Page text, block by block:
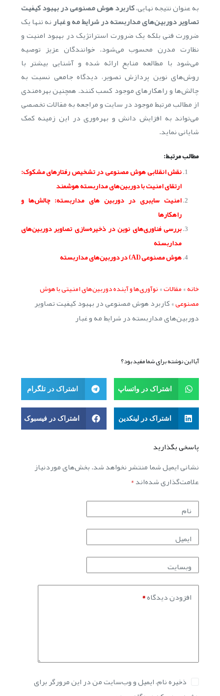
به عنوان نتیجه نهایی،کاربرد هوش مصنوعی در بهبود کیفیت
تصاویر دوربین‌های مداربسته در شرایط مه و غبارنه تنها یک
ضرورت فنی بلکه یک ضرورت استراتژیک در بهبود امنیت و
نظارت مدرن محسوب می‌شود. خوانندگان عزیز توصیه
می‌شود با مطالعه منابع ارائه شده و آشنایی بیشتر با
روش‌های نوین پردازش تصویر، دیدگاه جامعی نسبت به
چالش‌ها و راهکارهای موجود کسب کنند. همچنین بهره‌مندی
از مطالب مرتبط موجود در سایت و مراجعه به مقالات تخصصی
می‌تواند به افزایش دانش و بهره‌وری در این زمینه کمک
شایانی نماید.
مطالب مرتبط:
نقش انقلابی هوش مصنوعی در تشخیص رفتارهای مشکوک:
ارتقای امنیت با دوربین‌های مداربسته هوشمند
امنیت سایبری در دوربین های مداربسته: چالش‌ها و
راهکارها
بررسی فناوری‌های نوین در ذخیره‌سازی تصاویر دوربین‌های
مداربسته
هوش مصنوعی (AI) در دوربین‌های مداربسته
خانه»مقالات»نوآوری‌ها و آینده دوربین‌های امنیتی با هوش
مصنوعی»کاربرد هوش مصنوعی در بهبود کیفیت تصاویر
دوربین‌های مداربسته در شرایط مه و غبار
آیا این نوشته برای شما مفید بود؟
اشتراک در واتساپ اشتراک در تلگرام
اشتراک در لینکدین اشتراک در فیسبوک
پاسخی بگذارید
نشانی ایمیل شما منتشر نخواهد شد.بخش‌های موردنیاز
علامت‌گذاری شده‌اند*
نام
ایمیل
وبسایت
افزودن دیدگاه*
ذخیره نام، ایمیل و وب‌سایت من در این مرورگر برای